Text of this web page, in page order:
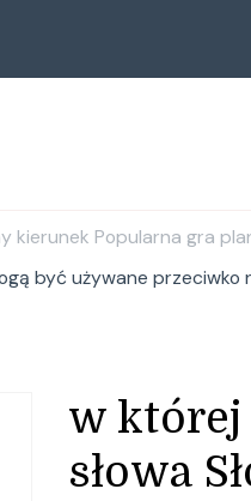
kierunek Popularna gra
być używane przeciwko
w której
słowa